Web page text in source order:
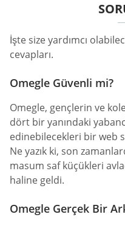
İşte size yardımcı
cevapları.
Omegle Güvenli mi?
Omegle, gençlerin ve
dört bir yanındaki
edinebilecekleri bir web
Ne yazık ki, son
masum saf küçükleri
haline geldi.
Omegle Gerçek Bir